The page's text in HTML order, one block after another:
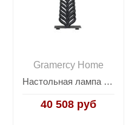
Gramercy Home
Настольная лампа Sonora
40 508 руб